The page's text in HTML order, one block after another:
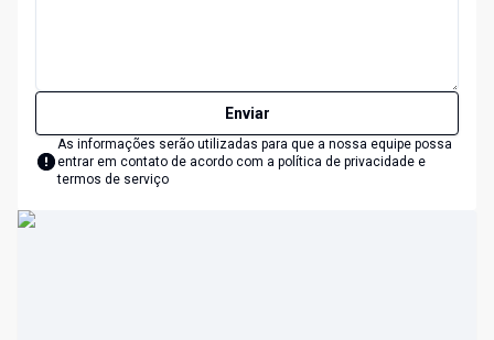
Enviar
As informações serão utilizadas para que a nossa equipe possa
entrar em contato de acordo com a política de privacidade e
termos de serviço